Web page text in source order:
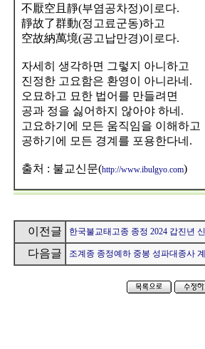
不厭空且靜(부염공차정)이로다.
靜故了群動(정고료군동)하고
空故納萬境(공고납만경)이로다.
자세히 생각하면 그렇지 아니하고
진정한 고요함은 환영이 아니라네.
오묘하고 묘한 법어를 만들려면
공과 정을 싫어하지 않아야 하네.
고요하기에 모든 움직임을 이해하고
공하기에 모든 경계를 포용한다네.
출처 : 불교신문(http://www.ibulgyo.com)
이전글 한국불교태고종 종정 2024 갑진년
다음글 조계종 종정예하 중봉 성파대종사